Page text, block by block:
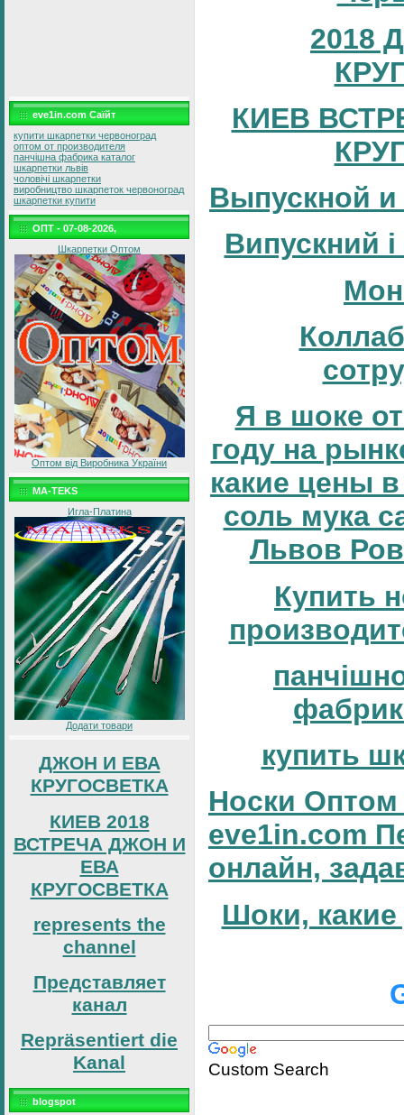
eve1in.com Саїйт
купити шкарпетки червоноград
оптом от производителя
панчішна фабрика каталог
шкарпетки львів
чоловічі шкарпетки
виробництво шкарпеток червоноград
шкарпетки купити
ОПТ - 07-08-2026,
Шкарпетки Оптом
Оптом від Виробника України
MA-TEKS
Игла-Платина
Додати товари
ДЖОН И ЕВА
КРУГОСВЕТКА
КИЕВ 2018
ВСТРЕЧА ДЖОН И
ЕВА
КРУГОСВЕТКА
represents the
channel
Представляет
канал
Repräsentiert die
Kanal
blogspot
2018
КИЕВ
Выпускной и
Випускний
Я в шоке
году на
какие цены
соль мука
Львов
Купить
купить
Носки Оптом
eve1in.com
онлайн,
Шоки, какие
Custom Search